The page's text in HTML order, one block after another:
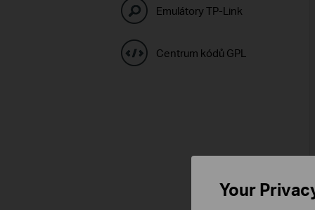
Emulátory TP-Link
Centrum kódů GPL
Your